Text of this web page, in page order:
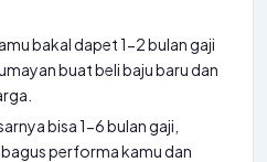
bakal dapet 1-2 bulan gaji
buat beli baju baru dan
bisa 1-6 bulan gaji,
performa kamu dan